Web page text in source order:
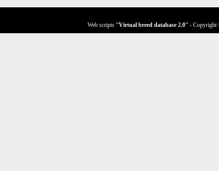
Web scripts ''Virtual breed database 2.0'' - Copyright